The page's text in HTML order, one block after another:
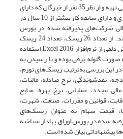
ریسک‌ها پرسشنامه بخش دلفی تهیه و از نظر 35 نفر از خبرگان که دارای
تحصیلات فوق لیسانس و دکتری و دارای سابقه کار بیشتر از 10 سال در
‌شرکت‌های پذیرفته شده در بورس
اوراق بهادار تهران استفاده شد. از تعداد 26 ریسک، تعداد 24 ریسک
تایید شد. برای محاسبات بخش دلفی از نرم‌افزار Excel 2016 استفاده
گلوله برفی بوده و تا رسیدن به
این بررسی به‌ترتیب ‌‌ریسک‌های تورم،
نقدشوندگی، نرخ مبادله، مالیات،
مجدد، عملیاتی، نرخ بهره، منابع
قوانین و مقررات، صنعت، شهرت،
قیمت سهام به عنوان ‌‌ریسک‌های
شده در بورس اوراق بهادار شناخته
پیشنهاداتی بیان شده است.